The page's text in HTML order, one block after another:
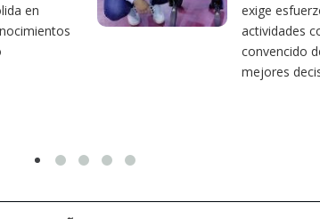
he dedicado parte de mi tiempo a otras
el salvamento y socorrismo. Estoy
que elegir teleco ha sido una de las
que he tomado.